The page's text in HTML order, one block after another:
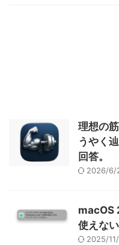
理想の
うやく
回答。
2026/6/
macOS
使えな
2025/